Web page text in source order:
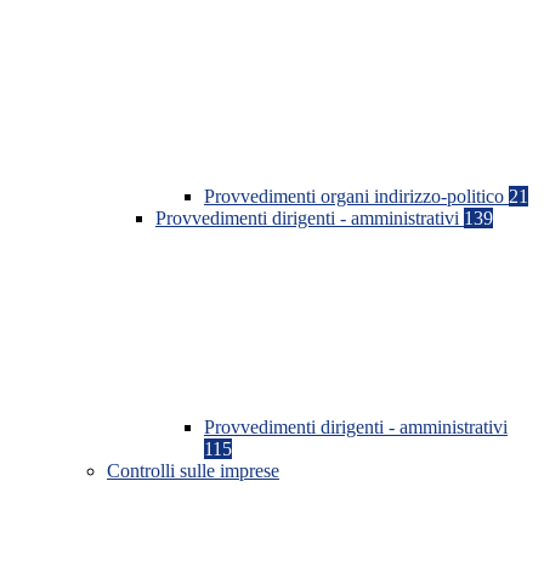
Provvedimenti organi indirizzo-politico 21
Provvedimenti dirigenti - amministrativi 139
Provvedimenti dirigenti - amministrativi
115
Controlli sulle imprese